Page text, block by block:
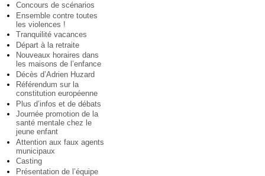
Concours de scénarios
Ensemble contre toutes
les violences !
Tranquilité vacances
Départ à la retraite
Nouveaux horaires dans
les maisons de l’enfance
Décès d’Adrien Huzard
Référendum sur la
constitution européenne
Plus d’infos et de débats
Journée promotion de la
santé mentale chez le
jeune enfant
Attention aux faux agents
municipaux
Casting
Présentation de l’équipe